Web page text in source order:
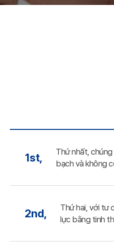
1st,
Thứ nhất,
bạch và không
2nd,
Thứ hai, với tư
lực bằng tinh